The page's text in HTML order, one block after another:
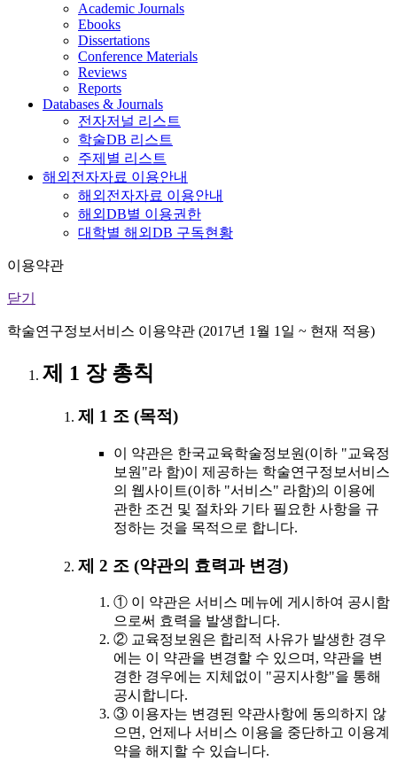
Academic Journals
Ebooks
Dissertations
Conference Materials
Reviews
Reports
Databases & Journals
전자저널 리스트
학술DB 리스트
주제별 리스트
해외전자자료 이용안내
해외전자자료 이용안내
해외DB별 이용권한
대학별 해외DB 구독현황
이용약관
닫기
학술연구정보서비스 이용약관 (2017년 1월 1일 ~ 현재 적용)
제 1 장 총칙
제 1 조 (목적)
이 약관은 한국교육학술정보원(이하 "교육정
보원"라 함)이 제공하는 학술연구정보서비스
의 웹사이트(이하 "서비스" 라함)의 이용에
관한 조건 및 절차와 기타 필요한 사항을 규
정하는 것을 목적으로 합니다.
제 2 조 (약관의 효력과 변경)
① 이 약관은 서비스 메뉴에 게시하여 공시함
으로써 효력을 발생합니다.
② 교육정보원은 합리적 사유가 발생한 경우
에는 이 약관을 변경할 수 있으며, 약관을 변
경한 경우에는 지체없이 "공지사항"을 통해
공시합니다.
③ 이용자는 변경된 약관사항에 동의하지 않
으면, 언제나 서비스 이용을 중단하고 이용계
약을 해지할 수 있습니다.